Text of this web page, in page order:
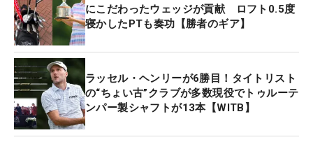
にこだわったウェッジが貢献 ロフト0.5度
寝かしたPTも奏功【勝者のギア】
ラッセル・ヘンリーが6勝目！タイトリスト
の“ちょい古”クラブが多数現役でトゥルーテ
ンパー製シャフトが13本【WITB】